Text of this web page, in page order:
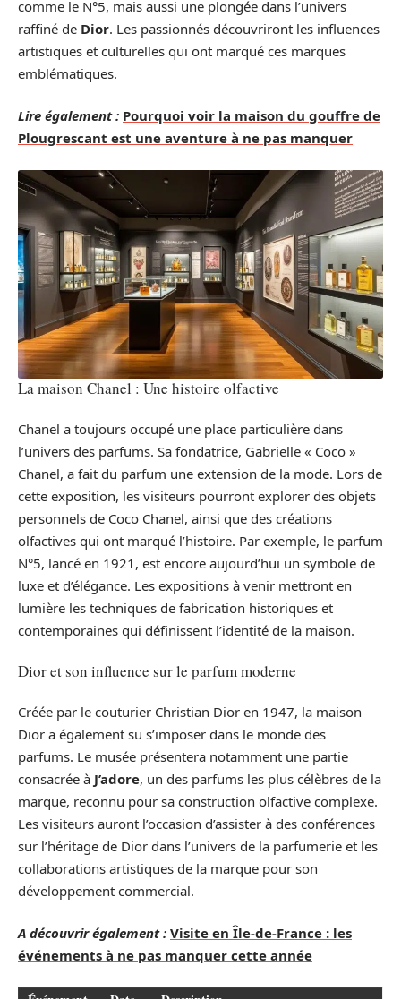
comme le N°5, mais aussi une plongée dans l’univers
raffiné de Dior. Les passionnés découvriront les influences
artistiques et culturelles qui ont marqué ces marques
emblématiques.
Lire également : Pourquoi voir la maison du gouffre de
Plougrescant est une aventure à ne pas manquer
La maison Chanel : Une histoire olfactive
Chanel a toujours occupé une place particulière dans
l’univers des parfums. Sa fondatrice, Gabrielle « Coco »
Chanel, a fait du parfum une extension de la mode. Lors de
cette exposition, les visiteurs pourront explorer des objets
personnels de Coco Chanel, ainsi que des créations
olfactives qui ont marqué l’histoire. Par exemple, le parfum
N°5, lancé en 1921, est encore aujourd’hui un symbole de
luxe et d’élégance. Les expositions à venir mettront en
lumière les techniques de fabrication historiques et
contemporaines qui définissent l’identité de la maison.
Dior et son influence sur le parfum moderne
Créée par le couturier Christian Dior en 1947, la maison
Dior a également su s’imposer dans le monde des
parfums. Le musée présentera notamment une partie
consacrée à J’adore, un des parfums les plus célèbres de la
marque, reconnu pour sa construction olfactive complexe.
Les visiteurs auront l’occasion d’assister à des conférences
sur l’héritage de Dior dans l’univers de la parfumerie et les
collaborations artistiques de la marque pour son
développement commercial.
A découvrir également : Visite en Île-de-France : les
événements à ne pas manquer cette année